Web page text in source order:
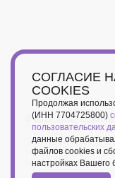
© 2026, ООО
ОГРН
Учетный номер в
29.05.2019
СОГЛАСИЕ
COOKIES
Продолжая
(ИНН 7704725800)
пользовательских
данные
файлов cookies и
настройках Вашего